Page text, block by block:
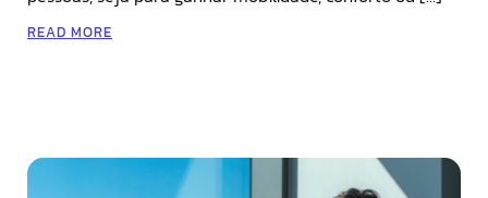
READ MORE